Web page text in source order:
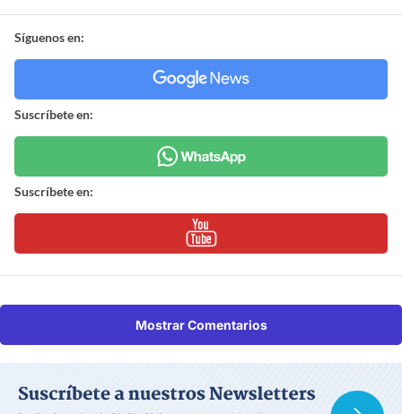
Síguenos en:
Suscríbete en:
Suscríbete en:
Mostrar Comentarios